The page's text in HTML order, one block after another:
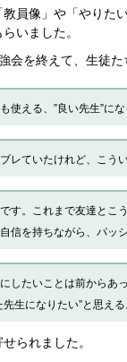
員像」や「やりた
いました。
会を終えて、生徒た
使える、”良い先生”に
ブレていたけれど、こ
です。これまで友達と
信を持ちながら、パッ
にしたいことは前から
先生になりたい”と思え
られました。